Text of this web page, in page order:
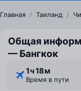
Главная / Таиланд /
Общая
— Бангкок
1 ⁠ч 18 ⁠м
Время в пути